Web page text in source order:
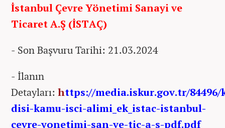
İstanbul Çevre Yönetimi Sanayi ve
Ticaret A.Ş (İSTAÇ)
- Son Başvuru Tarihi: 21.03.2024
- İlanın
Detayları: https://media.iskur.gov.tr/84496/
disi-kamu-isci-alimi_ek_istac-istanbul-
cevre-yonetimi-san-ve-tic-a-s-pdf.pdf